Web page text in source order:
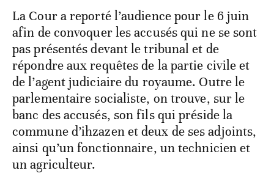
La Cour a reporté l’audience pour le 6 juin
afin de convoquer les accusés qui ne se sont
pas présentés devant le tribunal et de
répondre aux requêtes de la partie civile et
de l’agent judiciaire du royaume. Outre le
parlementaire socialiste, on trouve, sur le
banc des accusés, son fils qui préside la
commune d’ihzazen et deux de ses adjoints,
ainsi qu’un fonctionnaire, un technicien et
un agriculteur.